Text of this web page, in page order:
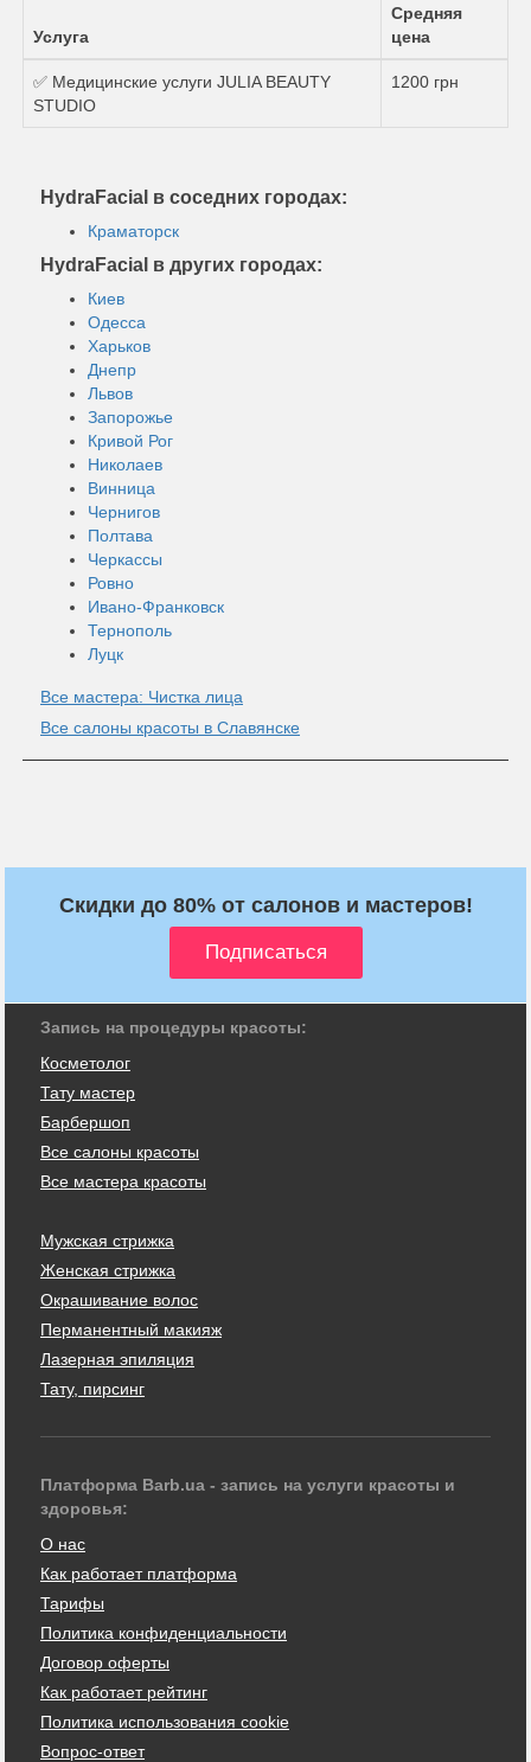
Услуга
Средняя
цена
✅ Медицинские услуги JULIA BEAUTY
STUDIO
1200 грн
HydraFacial в соседних городах:
Краматорск
HydraFacial в других городах:
Киев
Одесса
Харьков
Днепр
Львов
Запорожье
Кривой Рог
Николаев
Винница
Чернигов
Полтава
Черкассы
Ровно
Ивано-Франковск
Тернополь
Луцк
Все мастера: Чистка лица
Все салоны красоты в Славянске
Скидки до 80% от салонов и мастеров!
Запись на процедуры красоты:
Косметолог
Тату мастер
Барбершоп
Все салоны красоты
Все мастера красоты
Мужская стрижка
Женская стрижка
Окрашивание волос
Перманентный макияж
Лазерная эпиляция
Тату, пирсинг
Платформа Barb.ua - запись на услуги красоты и
здоровья:
О нас
Как работает платформа
Тарифы
Политика конфиденциальности
Договор оферты
Как работает рейтинг
Политика использования cookie
Вопрос-ответ